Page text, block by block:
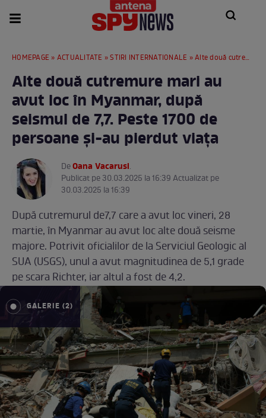
HOMEPAGE » ACTUALITATE »STIRI INTERNATIONALE » Alte două cutremure mari au avut loc în Myanmar, după seismul de 7,7. Peste 1700 de persoane și-au pierdut viața
Alte două cutremure mari au
avut loc în Myanmar, după
seismul de 7,7. Peste 1700 de
persoane și-au pierdut viața
DeOana Vacarusi.
Publicat pe 30.03.2025 la 16:39 Actualizat pe
30.03.2025 la 16:39
După cutremurul de7,7 care a avut loc vineri, 28
martie, în Myanmar au avut loc alte două seisme
majore. Potrivit oficialilor de la Serviciul Geologic al
SUA (USGS), unul a avut magnitudinea de 5,1 grade
pe scara Richter, iar altul a fost de 4,2.
GALERIE (2)